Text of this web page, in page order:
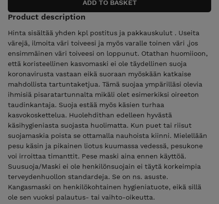
Product description
Hinta sisältää yhden kpl postitus ja pakkauskulut . Useita
värejä, ilmoita väri toiveesi ja myös varalle toinen väri ,jos
ensimmäinen väri toiveesi on loppunut. Otathan huomiioon,
että koristeellinen kasvomaski ei ole täydellinen suoja
koronavirusta vastaan eikä suoraan myöskään katkaise
mahdollista tartuntaketjua. Tämä suojaa ympärilläsi olevia
ihmisiä pisaratartunnalta mikäli olet esimerkiksi oireeton
taudinkantaja. Suoja estää myös käsien turhaa
kasvokoskettelua. Huolehdithan edelleen hyvästä
käsihygieniasta suojasta huolimatta. Kun puet tai riisut
suojamaskia poista se ottamalla nauhoista kiinni. Mielellään
pesu käsin ja pikainen liotus kuumassa vedessä, pesukone
voi irroittaa timanttit. Pese maski aina ennen käyttöä.
Suusuoja/Maski ei ole henkilönsuojain ei täytä korkeimpia
terveydenhuollon standardeja. Se on ns. asuste.
Kangasmaski on henkilökohtainen hygieniatuote, eikä sillä
ole sen vuoksi palautus- tai vaihto-oikeutta.